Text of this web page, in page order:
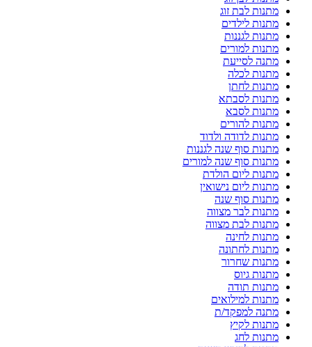
מתנות לבת זוג
מתנות לילדים
מתנות לגננות
מתנות למורים
מתנה לסייעת
מתנות לכלה
מתנות לחתן
מתנות לסבתא
מתנות לסבא
מתנות להורים
מתנות לדודה ולדוד
מתנות סוף שנה לגננות
מתנות סוף שנה למורים
מתנות ליום הולדת
מתנות ליום נישואין
מתנות סוף שנה
מתנות לבר מצווה
מתנות לבת מצווה
מתנות לחינה
מתנות לחתונה
מתנות שחרור
מתנות גיוס
מתנות תודה
מתנות למילואים
מתנה למפקד/ת
מתנות לקיץ
מתנות לחג